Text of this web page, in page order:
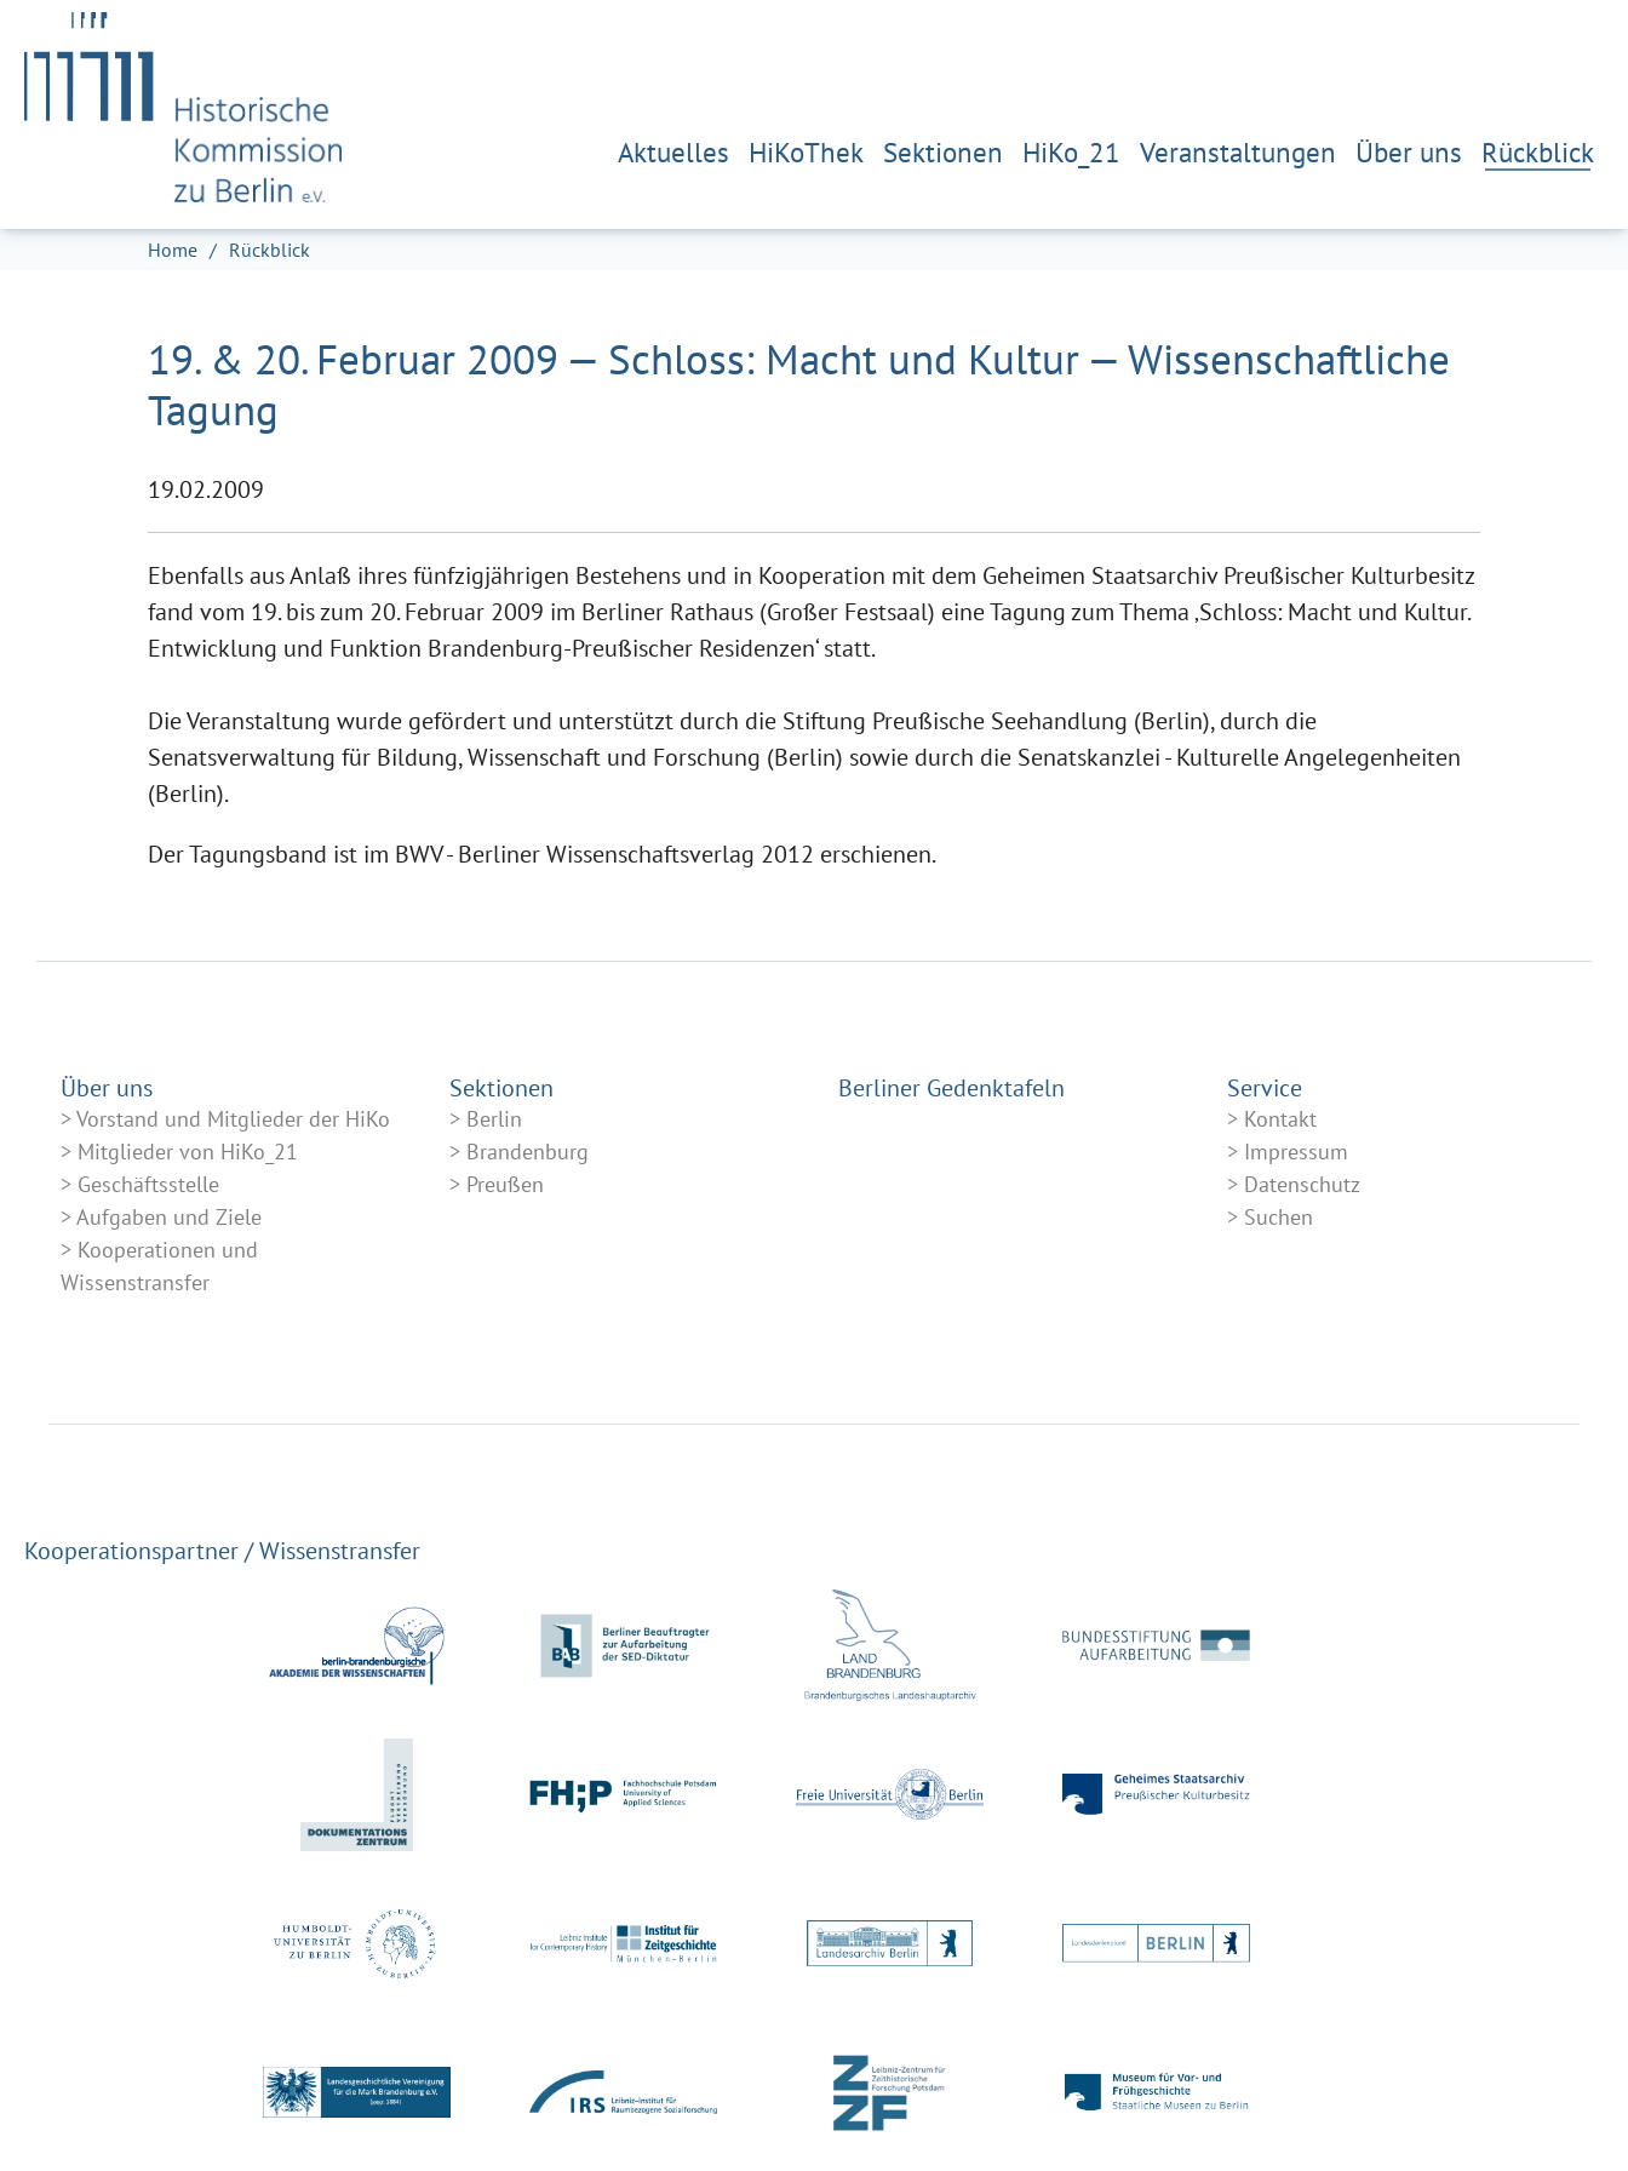
Zum Hauptinhalt springen
Skip to page footer
Aktuelles HiKoThek Sektionen HiKo_21 Veranstaltungen Über uns Rückblick
Sie sind hier:
Home Rückblick
19. & 20. Februar 2009 — Schloss: Macht und Kultur — Wissenschaftliche
Tagung
19.02.2009
Ebenfalls aus Anlaß ihres fünfzigjährigen Bestehens und in Kooperation mit dem Geheimen Staatsarchiv Preußischer Kulturbesitz
fand vom 19. bis zum 20. Februar 2009 im Berliner Rathaus (Großer Festsaal) eine Tagung zum Thema ‚Schloss: Macht und Kultur.
Entwicklung und Funktion Brandenburg-Preußischer Residenzen‘ statt.
Die Veranstaltung wurde gefördert und unterstützt durch die Stiftung Preußische Seehandlung (Berlin), durch die
Senatsverwaltung für Bildung, Wissenschaft und Forschung (Berlin) sowie durch die Senatskanzlei - Kulturelle Angelegenheiten
(Berlin).
Der Tagungsband ist im BWV - Berliner Wissenschaftsverlag 2012 erschienen.
Über uns
Vorstand und Mitglieder der HiKo
Mitglieder von HiKo_21
Geschäftsstelle
Aufgaben und Ziele
Kooperationen und
Wissenstransfer
Sektionen
Berlin
Brandenburg
Preußen
Berliner Gedenktafeln Service
Kontakt
Impressum
Datenschutz
Suchen
Kooperationspartner / Wissenstransfer